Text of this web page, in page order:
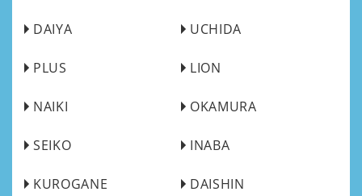
DAIYA UCHIDA
PLUS LION
NAIKI OKAMURA
SEIKO INABA
KUROGANE DAISHIN